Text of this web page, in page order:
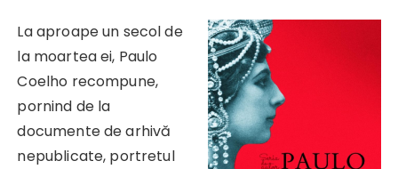
La aproape un secol de
la moartea ei, Paulo
Coelho recompune,
pornind de la
documente de arhivă
nepublicate, portretul